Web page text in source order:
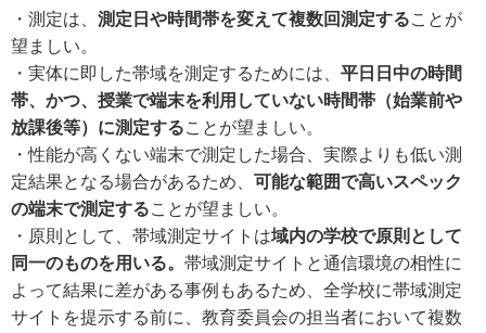
・測定は、 測定日や時間帯を変えて複数回測定することが
望ましい。
・実体に即した帯域を測定するためには、 平日日中の時間
帯、かつ、授業で端末を利用していない時間帯（始業前や
放課後等）に測定することが望ましい。
・性能が高くない端末で測定した場合、実際よりも低い測
定結果となる場合があるため、 可能な範囲で高いスペック
の端末で測定することが望ましい。
・原則として、帯域測定サイトは域内の学校で原則として
同一のものを用いる。 帯域測定サイトと通信環境の相性に
よって結果に差がある事例もあるため、全学校に帯域測定
サイトを提示する前に、教育委員会の担当者において複数